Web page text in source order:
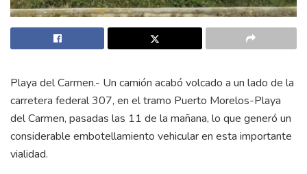
Playa del Carmen.- Un camión acabó volcado a un lado de la
carretera federal 307, en el tramo Puerto Morelos-Playa
del Carmen, pasadas las 11 de la mañana, lo que generó un
considerable embotellamiento vehicular en esta importante
vialidad.